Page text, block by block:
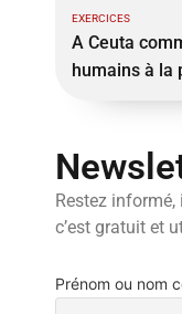
EXERCICES
A Ceuta
humains à la
Restez
c’est gratuit et
Prénom ou nom